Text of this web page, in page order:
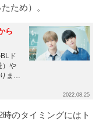
ため）。
ら
ド
）や
まし
2022.08.25
のタイミングにはト